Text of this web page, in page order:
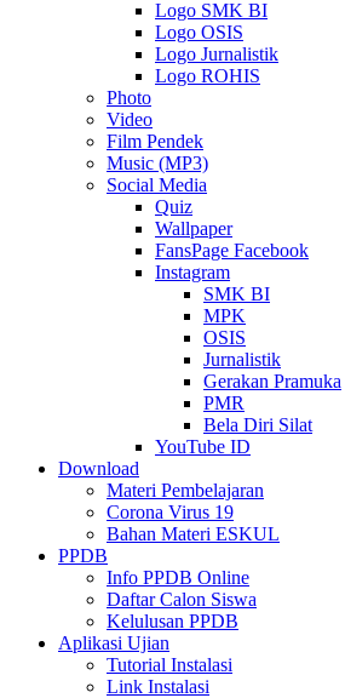
Logo SMK BI
Logo OSIS
Logo Jurnalistik
Logo ROHIS
Photo
Video
Film Pendek
Music (MP3)
Social Media
Quiz
Wallpaper
FansPage Facebook
Instagram
SMK BI
MPK
OSIS
Jurnalistik
Gerakan Pramuka
PMR
Bela Diri Silat
YouTube ID
Download
Materi Pembelajaran
Corona Virus 19
Bahan Materi ESKUL
PPDB
Info PPDB Online
Daftar Calon Siswa
Kelulusan PPDB
Aplikasi Ujian
Tutorial Instalasi
Link Instalasi